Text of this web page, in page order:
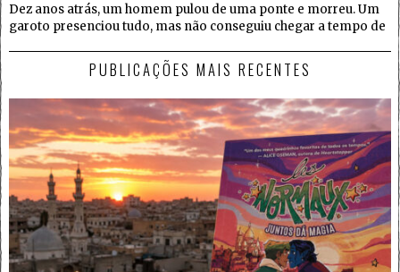
Dez anos atrás, um homem pulou de uma ponte e morreu. Um
garoto presenciou tudo, mas não conseguiu chegar a tempo de
PUBLICAÇÕES MAIS RECENTES